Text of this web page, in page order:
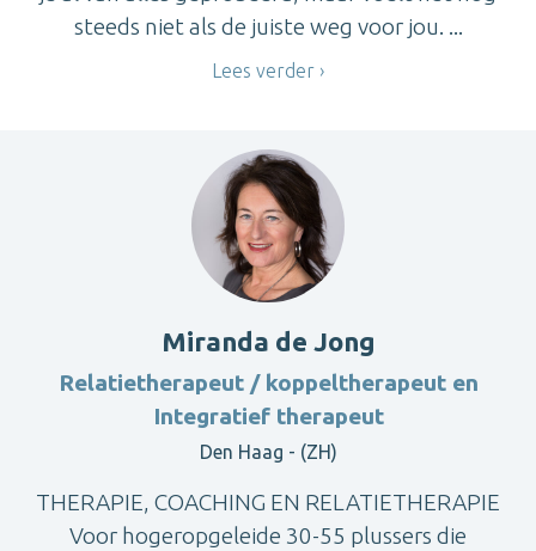
steeds niet als de juiste weg voor jou. ...
Lees verder
Miranda de Jong
Relatietherapeut / koppeltherapeut en
Integratief therapeut
Den Haag - (ZH)
THERAPIE, COACHING EN RELATIETHERAPIE
Voor hogeropgeleide 30-55 plussers die